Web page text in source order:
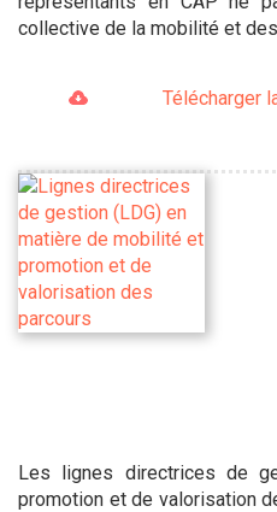
collective de la mobilité et
Télécharger
Les lignes directrices de
promotion et de valorisation